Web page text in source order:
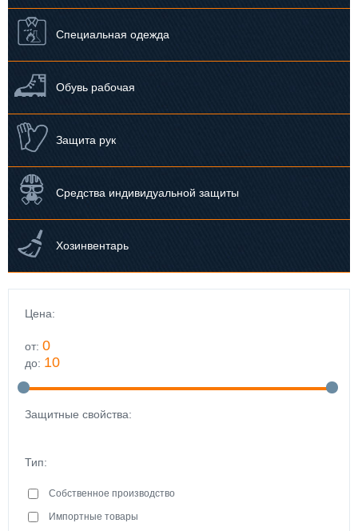
Специальная одежда
Обувь рабочая
Защита рук
Средства индивидуальной защиты
Хозинвентарь
Цена:
от: 0
до: 10
Защитные свойства:
Тип:
Собственное производство
Импортные товары